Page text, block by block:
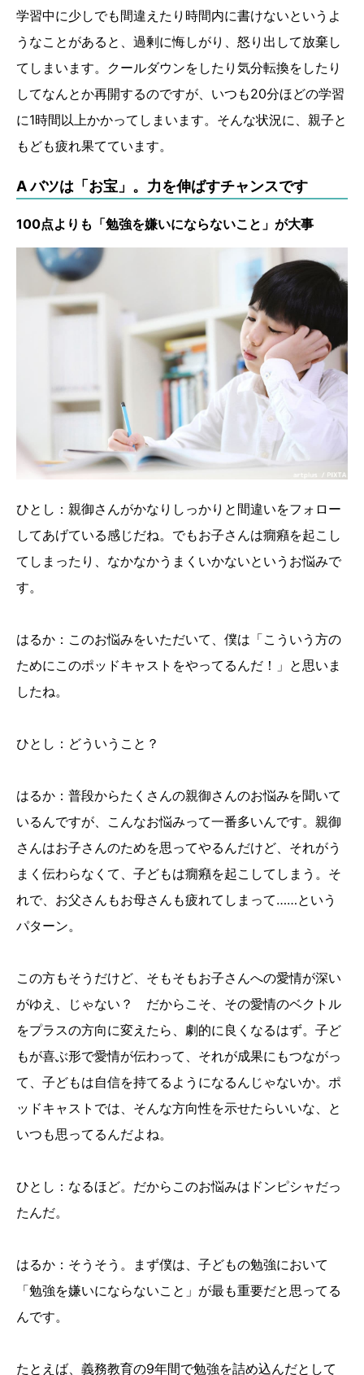
学習中に少しでも間違えたり時間内に書けないというよ
うなことがあると、過剰に悔しがり、怒り出して放棄し
てしまいます。クールダウンをしたり気分転換をしたり
してなんとか再開するのですが、いつも20分ほどの学習
に1時間以上かかってしまいます。そんな状況に、親子と
もども疲れ果てています。
A バツは「お宝」。力を伸ばすチャンスです
100点よりも「勉強を嫌いにならないこと」が大事
ひとし：親御さんがかなりしっかりと間違いをフォロー
してあげている感じだね。でもお子さんは癇癪を起こし
てしまったり、なかなかうまくいかないというお悩みで
す。
はるか：このお悩みをいただいて、僕は「こういう方の
ためにこのポッドキャストをやってるんだ！」と思いま
したね。
ひとし：どういうこと？
はるか：普段からたくさんの親御さんのお悩みを聞いて
いるんですが、こんなお悩みって一番多いんです。親御
さんはお子さんのためを思ってやるんだけど、それがう
まく伝わらなくて、子どもは癇癪を起こしてしまう。そ
れで、お父さんもお母さんも疲れてしまって……という
パターン。
この方もそうだけど、そもそもお子さんへの愛情が深い
がゆえ、じゃない？ だからこそ、その愛情のベクトル
をプラスの方向に変えたら、劇的に良くなるはず。子ど
もが喜ぶ形で愛情が伝わって、それが成果にもつながっ
て、子どもは自信を持てるようになるんじゃないか。ポ
ッドキャストでは、そんな方向性を示せたらいいな、と
いつも思ってるんだよね。
ひとし：なるほど。だからこのお悩みはドンピシャだっ
たんだ。
はるか：そうそう。まず僕は、子どもの勉強において
「勉強を嫌いにならないこと」が最も重要だと思ってる
んです。
たとえば、義務教育の9年間で勉強を詰め込んだとして